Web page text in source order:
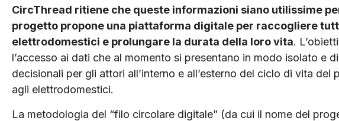
CircThread ritiene che queste informazioni siano utilissime
progetto propone una piattaforma digitale per raccogliere
elettrodomestici e prolungare la durata della loro vita.
l’accesso ai dati che al momento si presentano in modo isolato e
decisionali per gli attori all’interno e all’esterno del ciclo di vita
agli elettrodomestici.
La metodologia del “filo circolare digitale” (da cui il nome del